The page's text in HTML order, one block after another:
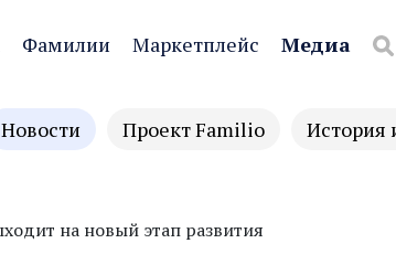
Фамилии Маркетплейс Медиа
Новости Проект Familio История
на новый этап развития